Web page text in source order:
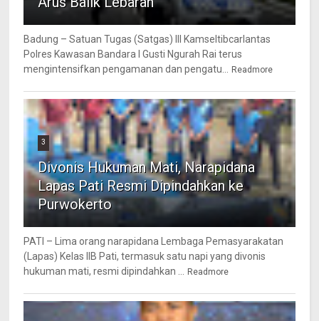
Badung – Satuan Tugas (Satgas) III Kamseltibcarlantas
Polres Kawasan Bandara I Gusti Ngurah Rai terus
mengintensifkan pengamanan dan pengatu...
Readmore
3
Divonis Hukuman Mati, Narapidana
Lapas Pati Resmi Dipindahkan ke
Purwokerto
PATI – Lima orang narapidana Lembaga Pemasyarakatan
(Lapas) Kelas IIB Pati, termasuk satu napi yang divonis
hukuman mati, resmi dipindahkan ...
Readmore